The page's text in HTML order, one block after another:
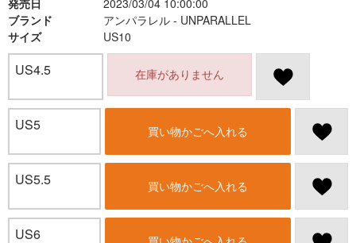
発売日
2023/03/04 10:00:00
ブランド
アンパラレル - UNPARALLEL
サイズ
US10
US4.5 在庫がありません
US5 買い物かごへ入れる
US5.5 買い物かごへ入れる
US6